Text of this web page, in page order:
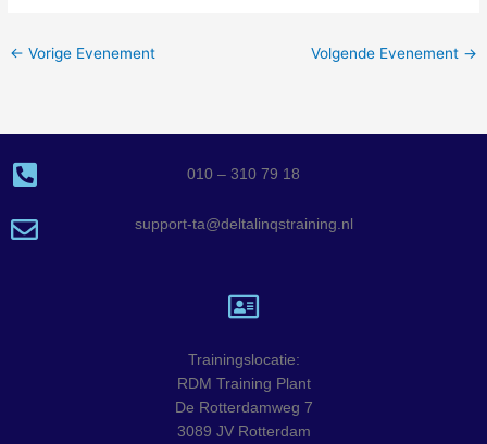
← Vorige Evenement Volgende Evenement →
010 – 310 79 18
support-ta@deltalinqstraining.nl
Trainingslocatie:
RDM Training Plant
De Rotterdamweg 7
3089 JV Rotterdam